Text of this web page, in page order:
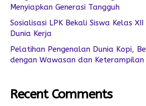
Menyiapkan Generasi Tangguh
Sosialisasi LPK Bekali Siswa Kelas
Dunia Kerja
Pelatihan Pengenalan Dunia Kopi,
dengan Wawasan dan
Recent Comments